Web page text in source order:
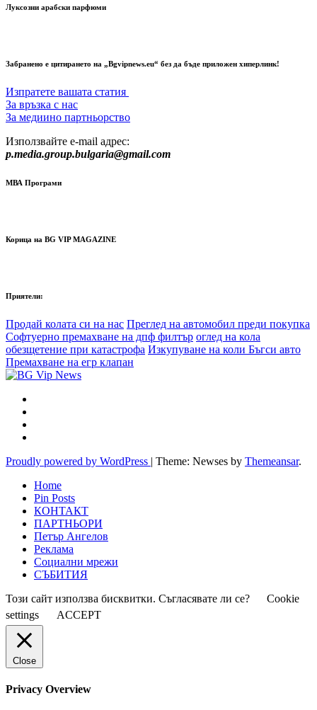
Луксозни арабски парфюми
Забранено е цитирането на „Bgvipnews.eu“ без да бъде приложен хиперлинк!
Изпратете вашата статия
За връзка с нас
За медиино партньорство
Използвайте e-mail адрес:
p.media.group.bulgaria@gmail.com
МВА Програми
Корица на BG VIP MAGAZINE
Приятели:
Продай колата си на нас Преглед на автомобил преди покупка
Софтуерно премахване на дпф филтър оглед на кола
обезщетение при катастрофа Изкупуване на коли Бъгси авто
Премахване на егр клапан
Proudly powered by WordPress | Theme: Newses by Themeansar.
Home
Pin Posts
КОНТАКТ
ПАРТНЬОРИ
Петър Ангелов
Реклама
Социални мрежи
СЪБИТИЯ
Този сайт използва бисквитки. Съгласявате ли се?
Cookie
settings
ACCEPT
Close
Privacy Overview